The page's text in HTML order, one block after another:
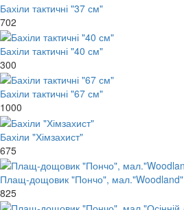
Бахіли тактичні "37 см"
702
Бахіли тактичні "40 см"
300
Бахіли тактичні "67 см"
1000
Бахіли "Хімзахист"
675
Плащ-дощовик "Пончо", мал."Woodland"
825